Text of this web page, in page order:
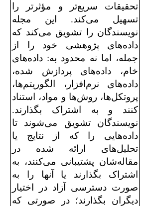
تحقیقات سریع‌تر و مؤثرتر را
تسهیل می‌کند. این مجله
نویسندگان را تشویق می‌کند که
داده‌های پژوهشی خود را از
جمله، اما نه محدود به: داده‌های
خام، داده‌های پردازش شده،
داده‌های نرم‌افزار، الگوریتم‌ها،
پروتکل‌ها، روش‌ها و مواد، استناد
کنند و به اشتراک بگذارند.
نویسندگان تشویق می‌شوند تا
داده‌هایی را که از نتایج یا
تحلیل‌های ارائه شده در
مقاله‌شان پشتیبانی می‌کنند، به
اشتراک بگذارند یا آنها را به
صورت دسترسی آزاد در اختیار
دیگران بگذارند؛ در صورتی که